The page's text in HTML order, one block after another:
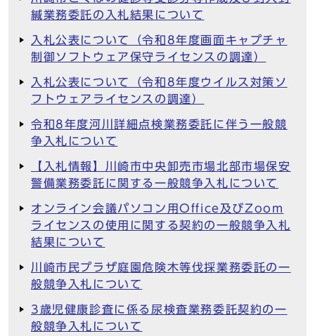
緘業務委託の入札結果について
入札公表について（令和8年度画面キャプチャ
制御ソフトウェア保守ライセンスの調達）
入札公表について（令和8年度ウイルス対策ソ
フトウェアライセンスの調達）
令和8年度河川詳細点検業務委託に伴う一般競
争入札について
【入札情報】川崎市中央卸売市場北部市場保安
警備業務委託に関する一般競争入札について
オンライン会議パソコン用Office及びZoom
ライセンスの使用に関する契約の一般競争入札
結果について
川崎市民プラザ庭園危険木等伐採業務委託の一
般競争入札について
3歳児健康診査に係る尿検査業務委託契約の一
般競争入札について